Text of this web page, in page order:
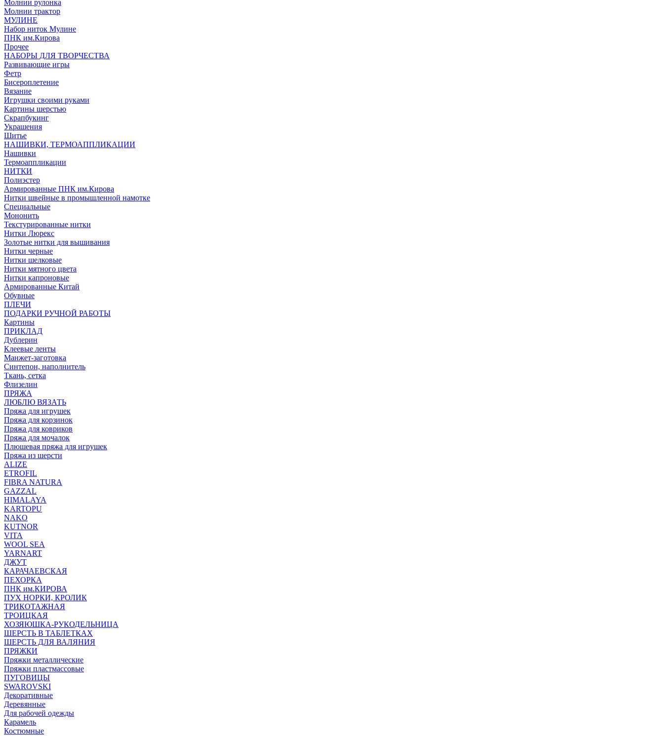
Молнии рулонка
Молнии трактор
МУЛИНЕ
Набор ниток Мулине
ПНК им.Кирова
Прочее
НАБОРЫ ДЛЯ ТВОРЧЕСТВА
Развивающие игры
Фетр
Бисероплетение
Вязание
Игрушки своими руками
Картины шерстью
Скрапбукинг
Украшения
Шитье
НАШИВКИ, ТЕРМОАППЛИКАЦИИ
Нашивки
Термоаппликации
НИТКИ
Полиэстер
Армированные ПНК им.Кирова
Нитки швейные в промышленной намотке
Специальные
Мононить
Текстурированные нитки
Нитки Люрекс
Золотые нитки для вышивания
Нитки черные
Нитки шелковые
Нитки мятного цвета
Нитки капроновые
Армированные Китай
Обувные
ПЛЕЧИ
ПОДАРКИ РУЧНОЙ РАБОТЫ
Картины
ПРИКЛАД
Дублерин
Клеевые ленты
Манжет-заготовка
Синтепон, наполнитель
Ткань, сетка
Флизелин
ПРЯЖА
ЛЮБЛЮ ВЯЗАТЬ
Пряжа для игрушек
Пряжа для корзинок
Пряжа для ковриков
Пряжа для мочалок
Плюшевая пряжа для игрушек
Пряжа из шерсти
ALIZE
ETROFIL
FIBRA NATURA
GAZZAL
HIMALAYA
KARTOPU
NAKO
KUTNOR
VITA
WOOL SEA
YARNART
ДЖУТ
КАРАЧАЕВСКАЯ
ПЕХОРКА
ПНК им.КИРОВА
ПУХ НОРКИ, КРОЛИК
ТРИКОТАЖНАЯ
ТРОИЦКАЯ
ХОЗЯЮШКА-РУКОДЕЛЬНИЦА
ШЕРСТЬ В ТАБЛЕТКАХ
ШЕРСТЬ ДЛЯ ВАЛЯНИЯ
ПРЯЖКИ
Пряжки металлические
Пряжки пластмассовые
ПУГОВИЦЫ
SWAROVSKI
Декоративные
Деревянные
Для рабочей одежды
Карамель
Костюмные